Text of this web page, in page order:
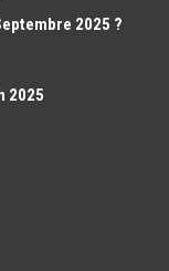
2025 ?
2025